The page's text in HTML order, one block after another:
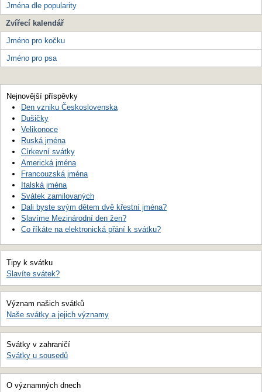
Jména dle popularity
Zvířecí kalendář
Jméno pro kočku
Jméno pro psa
Nejnovější příspěvky
Den vzniku Československa
Dušičky
Velikonoce
Ruská jména
Církevní svátky
Americká jména
Francouzská jména
Italská jména
Svátek zamilovaných
Dali byste svým dětem dvě křestní jména?
Slavíme Mezinárodní den žen?
Co říkáte na elektronická přání k svátku?
Tipy k svátku
Slavíte svátek?
Význam našich svátků
Naše svátky a jejich významy
Svátky v zahraničí
Svátky u sousedů
O významných dnech